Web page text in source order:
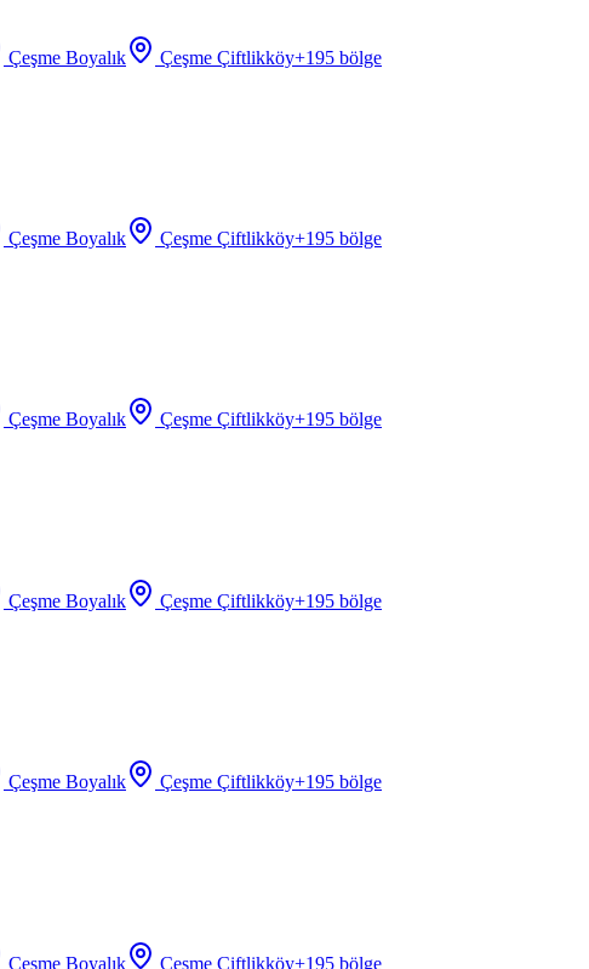
Çeşme Boyalık Çeşme Çiftlikköy+195 bölge
Çeşme Boyalık Çeşme Çiftlikköy+195 bölge
Çeşme Boyalık Çeşme Çiftlikköy+195 bölge
Çeşme Boyalık Çeşme Çiftlikköy+195 bölge
Çeşme Boyalık Çeşme Çiftlikköy+195 bölge
Çeşme Boyalık Çeşme Çiftlikköy+195 bölge